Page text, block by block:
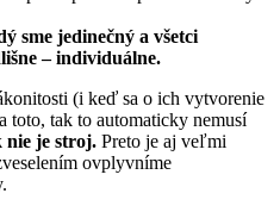
sme jedinečný a všetci
– individuálne.
(i keď sa o ich vytvorenie
toto, tak to automaticky nemusí
nie je stroj. Preto je aj veľmi
ovplyvníme